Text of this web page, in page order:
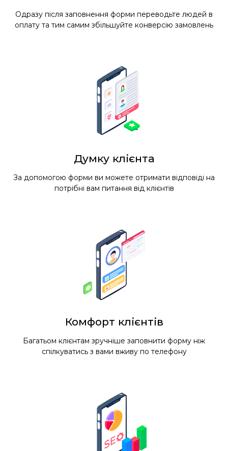
Одразу після заповнення форми переводьте людей в
оплату та тим самим збільшуйте конверсію замовлень
Думку клієнта
За допомогою форми ви можете отримати відповіді на
потрібні вам питання від клієнтів
Комфорт клієнтів
Багатьом клієнтам зручніше заповнити форму ніж
спілкуватись з вами вживу по телефону